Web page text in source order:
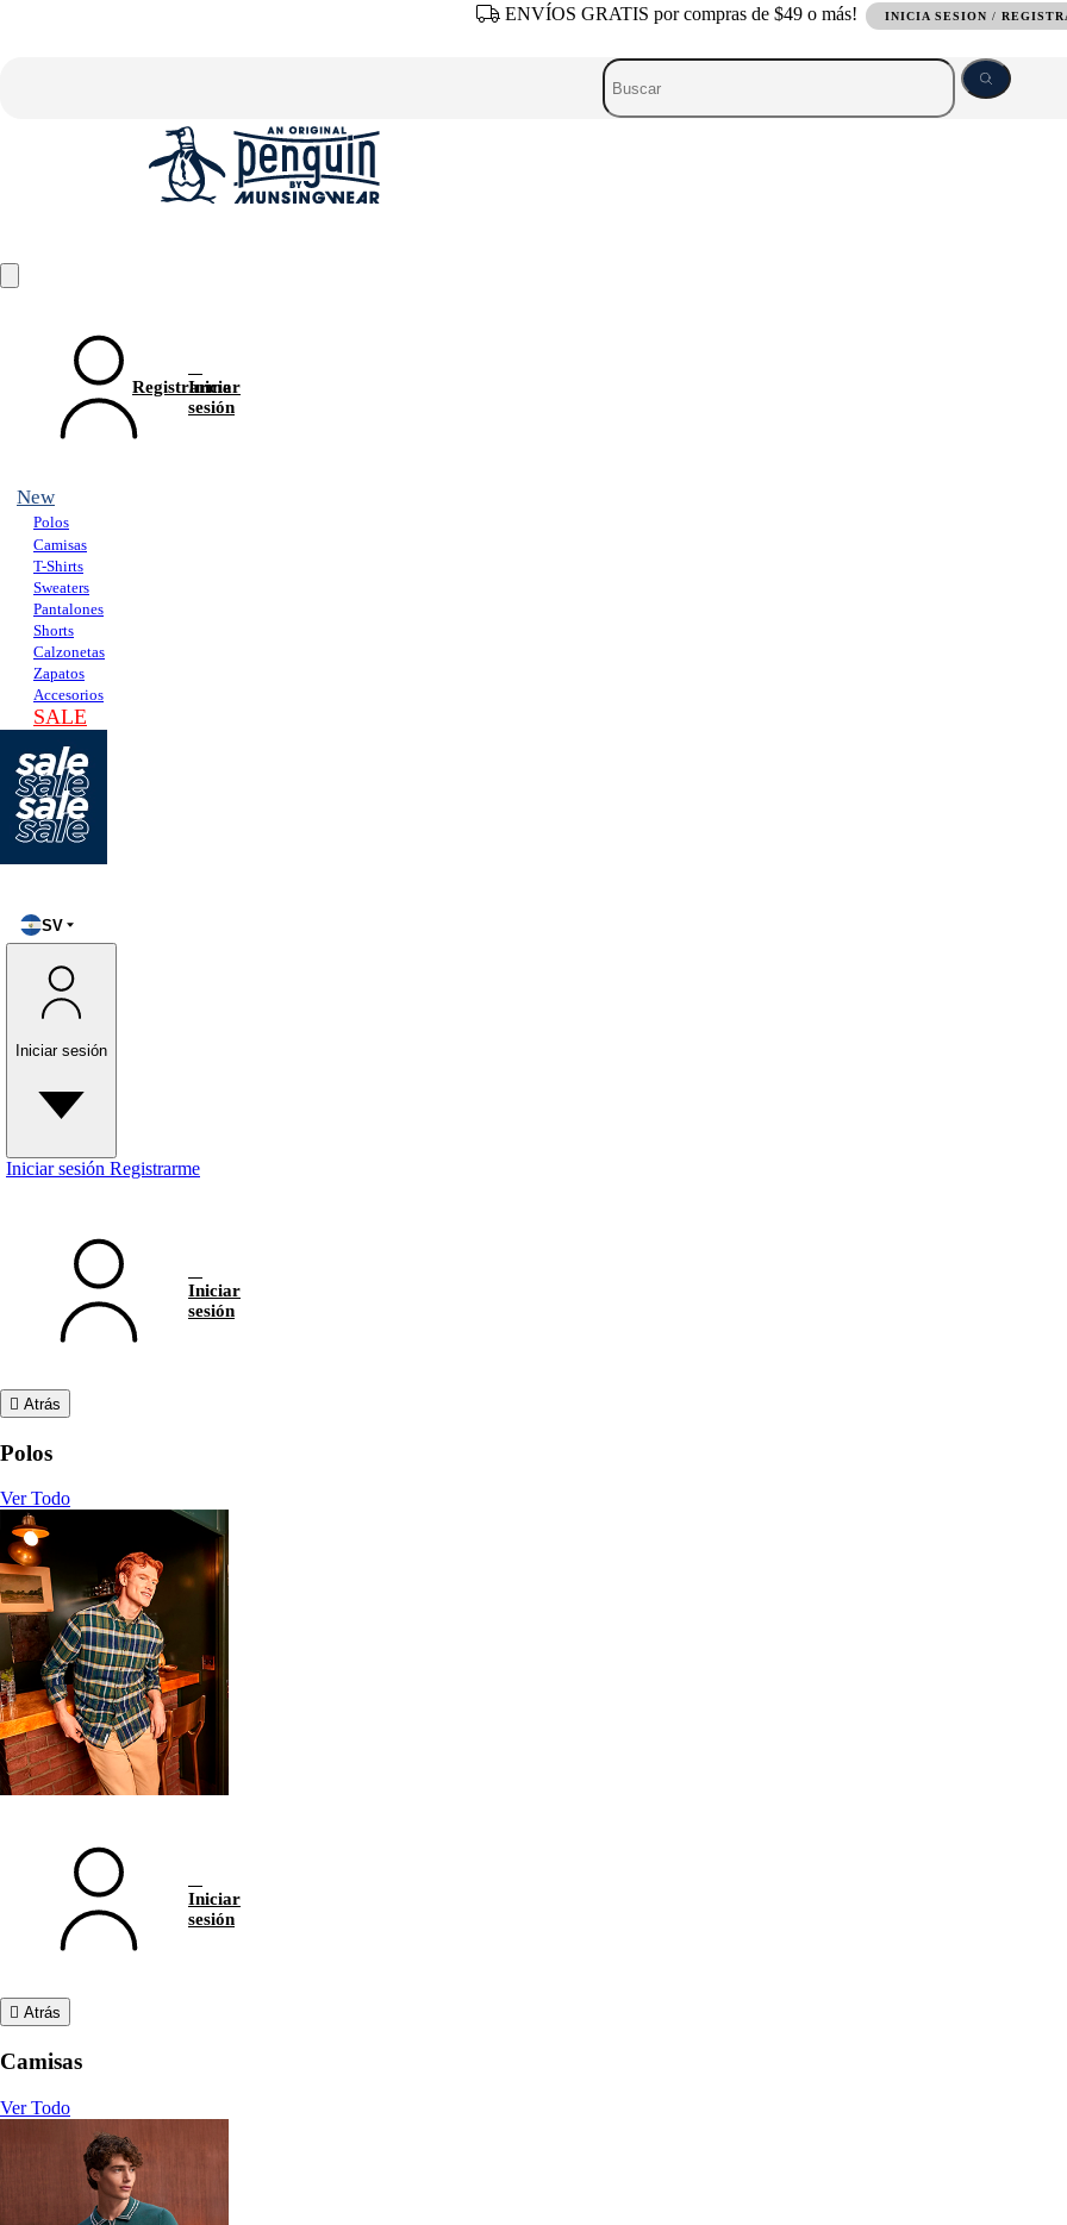
ENVÍOS GRATIS por compras de $49 o más! INICIA SESION /
Iniciar
sesión
Registrarme
New
Polos
Camisas
T-Shirts
Sweaters
Pantalones
Shorts
Calzonetas
Zapatos
Accesorios
SALE
SV
Iniciar sesión
Iniciar sesión Registrarme
Iniciar
sesión
Atrás
Polos
Ver Todo
Iniciar
sesión
Atrás
Camisas
Ver Todo